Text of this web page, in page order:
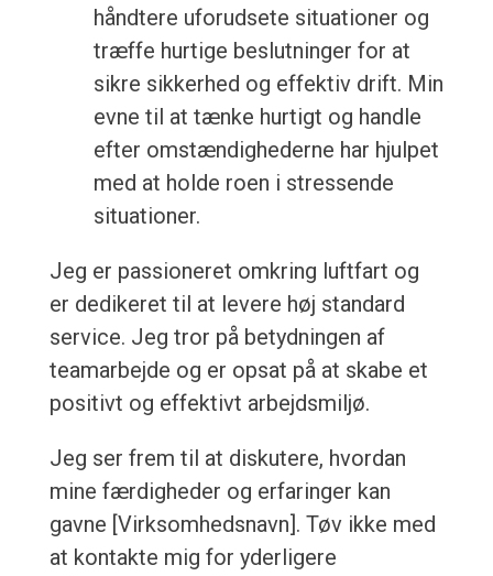
håndtere uforudsete situationer og
træffe hurtige beslutninger for at
sikre sikkerhed og effektiv drift. Min
evne til at tænke hurtigt og handle
efter omstændighederne har hjulpet
med at holde roen i stressende
situationer.
Jeg er passioneret omkring luftfart og
er dedikeret til at levere høj standard
service. Jeg tror på betydningen af
teamarbejde og er opsat på at skabe et
positivt og effektivt arbejdsmiljø.
Jeg ser frem til at diskutere, hvordan
mine færdigheder og erfaringer kan
gavne [Virksomhedsnavn]. Tøv ikke med
at kontakte mig for yderligere